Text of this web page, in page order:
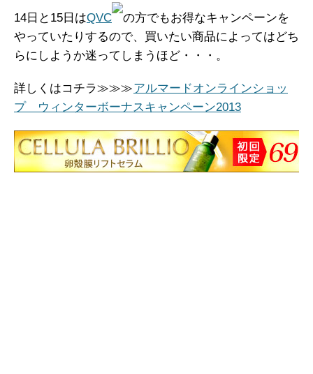
14日と15日はQVC
の方でもお得なキャンペーンを
やっていたりするので、買いたい商品によってはどち
らにしようか迷ってしまうほど・・・。
詳しくはコチラ≫≫≫アルマードオンラインショッ
プ ウィンターボーナスキャンペーン2013